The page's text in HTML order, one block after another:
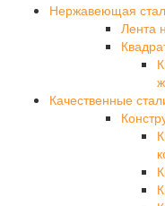
Нержавеющая
Лента
Качественные